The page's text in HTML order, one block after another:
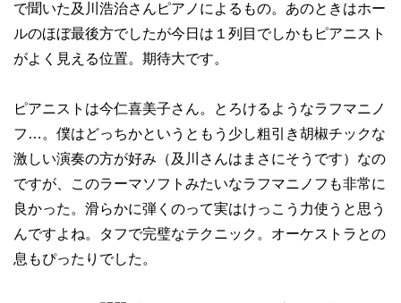
で聞いた及川浩治さんピアノによるもの。あのときはホー
ルのほぼ最後方でしたが今日は１列目でしかもピアニスト
がよく見える位置。期待大です。
ピアニストは今仁喜美子さん。とろけるようなラフマニノ
フ…。僕はどっちかというともう少し粗引き胡椒チックな
激しい演奏の方が好み（及川さんはまさにそうです）なの
ですが、このラーマソフトみたいなラフマニノフも非常に
良かった。滑らかに弾くのって実はけっこう力使うと思う
んですよね。タフで完璧なテクニック。オーケストラとの
息もぴったりでした。